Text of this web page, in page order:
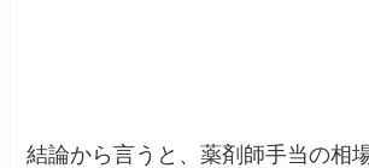
結論から言うと、薬剤師手当の相